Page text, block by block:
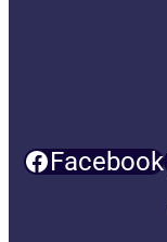
Facebook